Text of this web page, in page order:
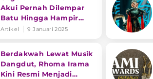
Akui Pernah Dilempar
Batu Hingga Hampir
Meninggal 2 Kali Saat
Artikel 9 Januari 2025
Berdakwah Lewat Musik
Dangdut, Rhoma Irama
Kini Resmi Menjadi